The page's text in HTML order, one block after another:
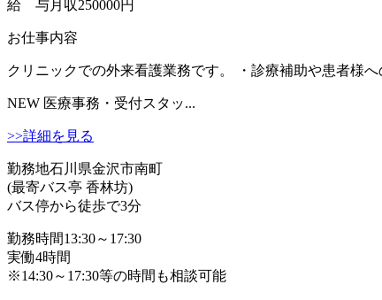
給 与月収250000円
お仕事内容
クリニックでの外来看護業務です。 ・診療補助や患者様
NEW 医療事務・受付スタッ...
>>詳細を見る
勤務地石川県金沢市南町
(最寄バス亭 香林坊)
バス停から徒歩で3分
勤務時間13:30～17:30
実働4時間
※14:30～17:30等の時間も相談可能